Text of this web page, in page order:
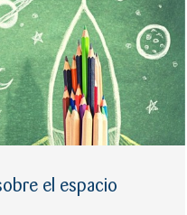
el espacio